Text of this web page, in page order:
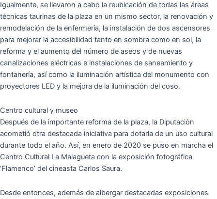
Igualmente, se llevaron a cabo la reubicación de todas las áreas
técnicas taurinas de la plaza en un mismo sector, la renovación y
remodelación de la enfermería, la instalación de dos ascensores
para mejorar la accesibilidad tanto en sombra como en sol, la
reforma y el aumento del número de aseos y de nuevas
canalizaciones eléctricas e instalaciones de saneamiento y
fontanería, así como la iluminación artística del monumento con
proyectores LED y la mejora de la iluminación del coso.
Centro cultural y museo
Después de la importante reforma de la plaza, la Diputación
acometió otra destacada iniciativa para dotarla de un uso cultural
durante todo el año. Así, en enero de 2020 se puso en marcha el
Centro Cultural La Malagueta con la exposición fotográfica
‘Flamenco’ del cineasta Carlos Saura.
Desde entonces, además de albergar destacadas exposiciones